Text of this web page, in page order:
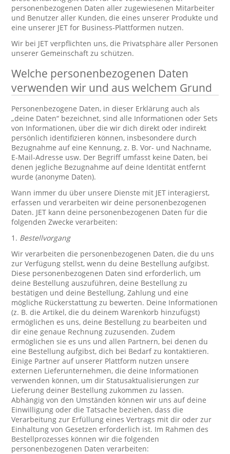
personenbezogenen Daten aller zugewiesenen Mitarbeiter
und Benutzer aller Kunden, die eines unserer Produkte und
eine unserer JET for Business-Plattformen nutzen.
Wir bei JET verpflichten uns, die Privatsphäre aller Personen
unserer Gemeinschaft zu schützen.
Welche personenbezogenen Daten
verwenden wir und aus welchem Grund
Personenbezogene Daten, in dieser Erklärung auch als
„deine Daten“ bezeichnet, sind alle Informationen oder Sets
von Informationen, über die wir dich direkt oder indirekt
persönlich identifizieren können, insbesondere durch
Bezugnahme auf eine Kennung, z. B. Vor- und Nachname,
E-Mail-Adresse usw. Der Begriff umfasst keine Daten, bei
denen jegliche Bezugnahme auf deine Identität entfernt
wurde (anonyme Daten).
Wann immer du über unsere Dienste mit JET interagierst,
erfassen und verarbeiten wir deine personenbezogenen
Daten. JET kann deine personenbezogenen Daten für die
folgenden Zwecke verarbeiten:
1. Bestellvorgang
Wir verarbeiten die personenbezogenen Daten, die du uns
zur Verfügung stellst, wenn du deine Bestellung aufgibst.
Diese personenbezogenen Daten sind erforderlich, um
deine Bestellung auszuführen, deine Bestellung zu
bestätigen und deine Bestellung, Zahlung und eine
mögliche Rückerstattung zu bewerten. Deine Informationen
(z. B. die Artikel, die du deinem Warenkorb hinzufügst)
ermöglichen es uns, deine Bestellung zu bearbeiten und
dir eine genaue Rechnung zuzusenden. Zudem
ermöglichen sie es uns und allen Partnern, bei denen du
eine Bestellung aufgibst, dich bei Bedarf zu kontaktieren.
Einige Partner auf unserer Plattform nutzen unsere
externen Lieferunternehmen, die deine Informationen
verwenden können, um dir Statusaktualisierungen zur
Lieferung deiner Bestellung zukommen zu lassen.
Abhängig von den Umständen können wir uns auf deine
Einwilligung oder die Tatsache beziehen, dass die
Verarbeitung zur Erfüllung eines Vertrags mit dir oder zur
Einhaltung von Gesetzen erforderlich ist. Im Rahmen des
Bestellprozesses können wir die folgenden
personenbezogenen Daten verarbeiten: